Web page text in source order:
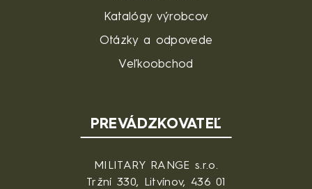
Katalógy výrobcov
Otázky a odpovede
Veľkoobchod
PREVÁDZKOVATEĽ
MILITARY RANGE s.r.o.
Tržní 330, Litvínov, 436 01